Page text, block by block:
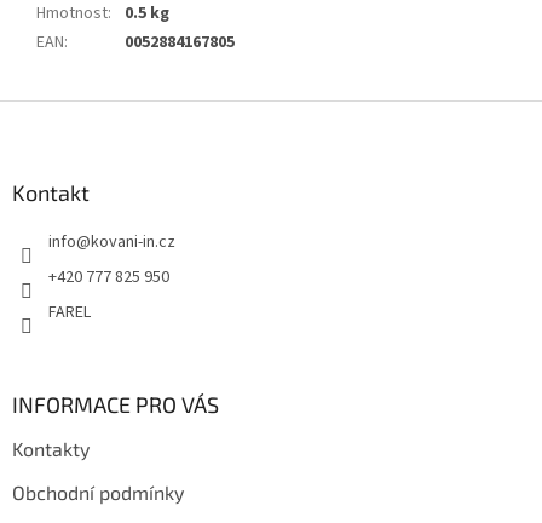
Hmotnost:
0.5 kg
EAN: 0052884167805
Kontakt
info@kovani-in.cz
+420 777 825 950
FAREL
INFORMACE PRO VÁS
Kontakty
Obchodní podmínky